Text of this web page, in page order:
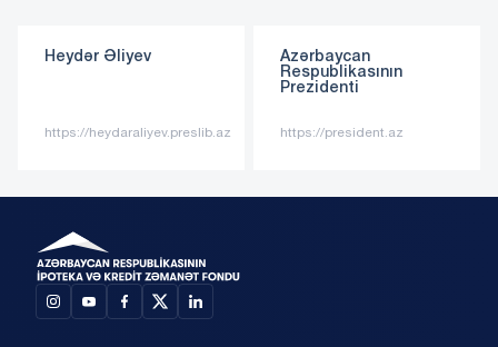
Əliyev
heydaraliyev.preslib.az
Azərbaycan
Respublikasının
Prezidenti
https://president.az